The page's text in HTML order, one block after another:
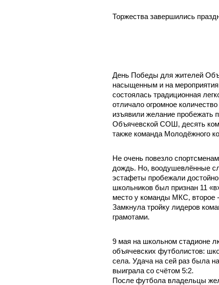
Торжества завершились
День Победы для жителей
насыщенным и на мероприятия
состоялась традиционная
отличало огромное
изъявили желание пробежать
Объячевской СОШ, десять
также команда Молодёжного
Не очень повезло
дождь. Но, воодушевлённые
эстафеты пробежали
школьников был признан 11
место у команды МКС, второе
Замкнула тройку лидеров
грамотами.
9 мая на школьном стадионе
объячевских футболистов:
села. Удача на сей раз была
выиграла со счётом 5:2.
После футбола владельцы